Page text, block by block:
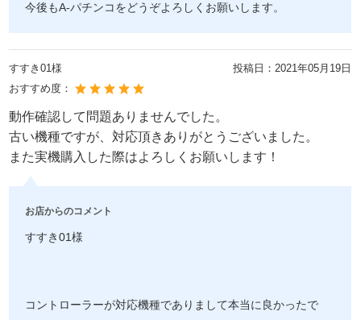
今後もA-パチンコをどうぞよろしくお願いします。
すすき01様 投稿日： 2021年05月19日
おすすめ度：
動作確認して問題ありませんでした。
古い機種ですが、対応頂きありがとうございました。
また実機購入した際はよろしくお願いします！
お店からのコメント
すすき01様
コントローラーが対応機種でありまして本当に良かったで